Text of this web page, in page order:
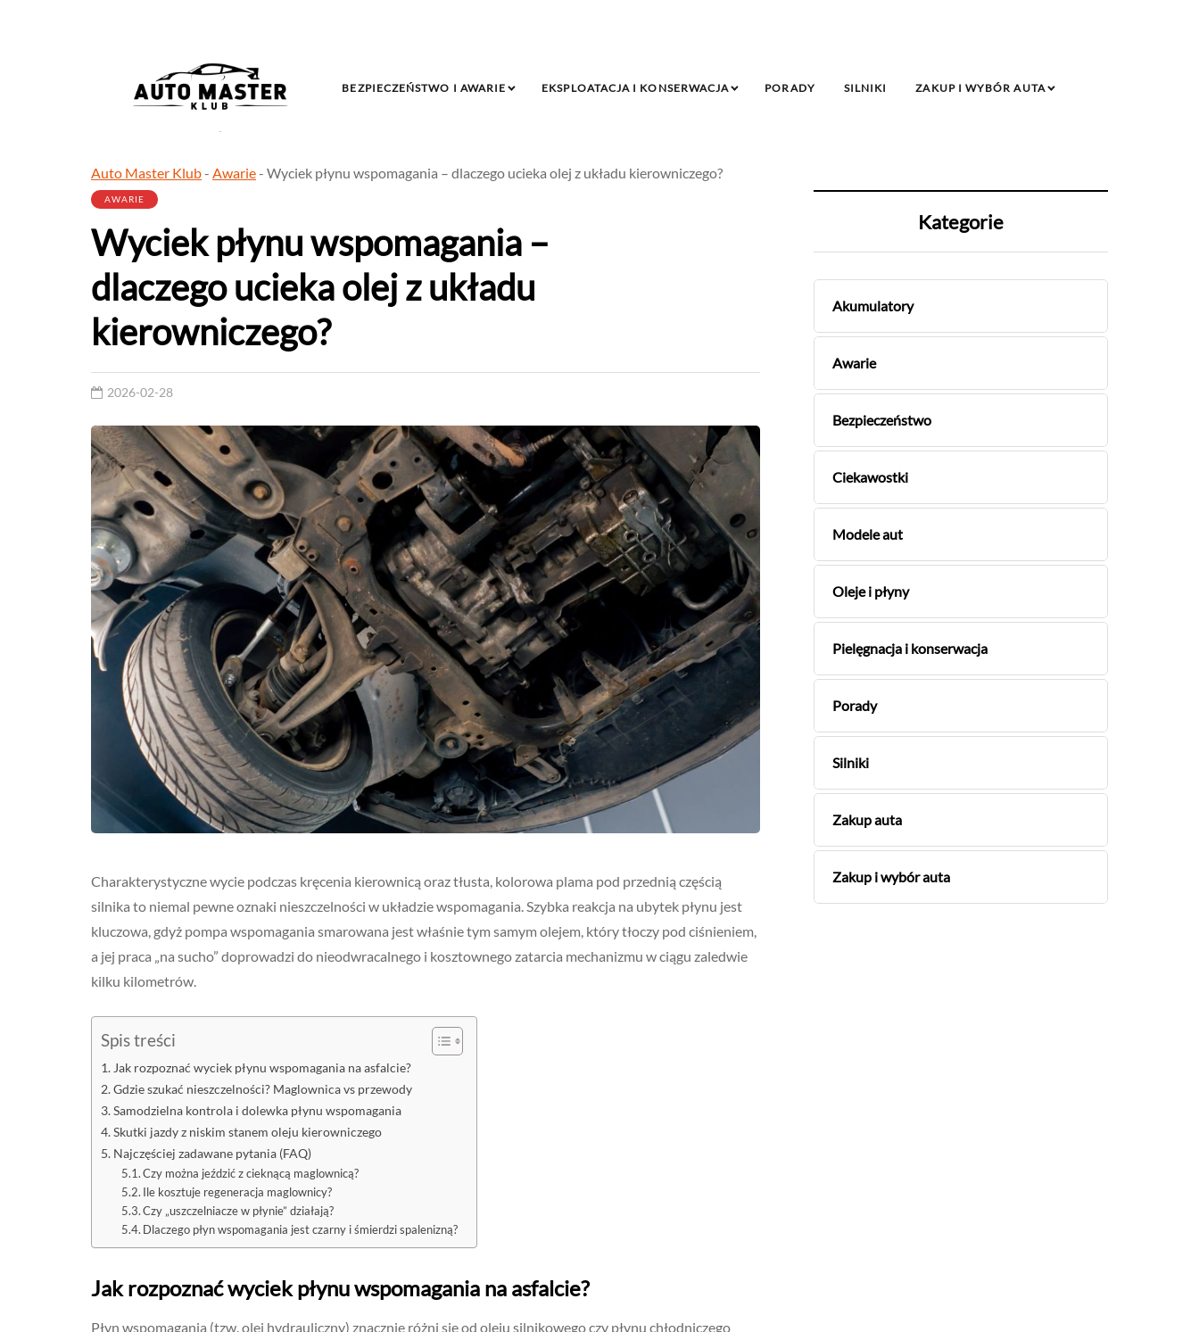
BEZPIECZEŃSTWO I AWARIE EKSPLOATACJA I KONSERWACJA PORADY SILNIKI ZAKUP I WYBÓR AUTA
Auto Master Klub- Awarie- Wyciek płynu wspomagania – dlaczego ucieka olej z układu kierowniczego?
AWARIE
Wyciek płynu wspomagania –
dlaczego ucieka olej z układu
kierowniczego?
2026-02-28
Charakterystyczne wycie podczas kręcenia kierownicą oraz tłusta, kolorowa plama pod przednią częścią
silnika to niemal pewne oznaki nieszczelności w układzie wspomagania. Szybka reakcja na ubytek płynu jest
kluczowa, gdyż pompa wspomagania smarowana jest właśnie tym samym olejem, który tłoczy pod ciśnieniem,
a jej praca „na sucho” doprowadzi do nieodwracalnego i kosztownego zatarcia mechanizmu w ciągu zaledwie
kilku kilometrów.
Spis treści
Jak rozpoznać wyciek płynu wspomagania na asfalcie?
Gdzie szukać nieszczelności? Maglownica vs przewody
Samodzielna kontrola i dolewka płynu wspomagania
Skutki jazdy z niskim stanem oleju kierowniczego
Najczęściej zadawane pytania (FAQ)
Czy można jeździć z cieknącą maglownicą?
Ile kosztuje regeneracja maglownicy?
Czy „uszczelniacze w płynie” działają?
Dlaczego płyn wspomagania jest czarny i śmierdzi spalenizną?
Jak rozpoznać wyciek płynu wspomagania na asfalcie?
Płyn wspomagania (tzw. olej hydrauliczny) znacznie różni się od oleju silnikowego czy płynu chłodniczego
Kategorie
Akumulatory
Awarie
Bezpieczeństwo
Ciekawostki
Modele aut
Oleje i płyny
Pielęgnacja i konserwacja
Porady
Silniki
Zakup auta
Zakup i wybór auta